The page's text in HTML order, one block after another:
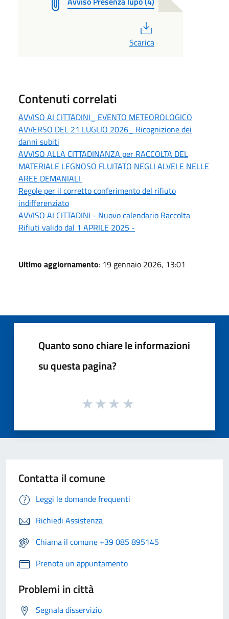
Scarica
Contenuti correlati
AVVISO AI CITTADINI_ EVENTO METEOROLOGICO
AVVERSO DEL 21 LUGLIO 2026_ Ricognizione dei
danni subiti
AVVISO ALLA CITTADINANZA per RACCOLTA DEL
MATERIALE LEGNOSO FLUITATO NEGLI ALVEI E NELLE
AREE DEMANIALI
Regole per il corretto conferimento del rifiuto
indifferenziato
AVVISO AI CITTADINI - Nuovo calendario Raccolta
Rifiuti valido dal 1 APRILE 2025 -
Ultimo aggiornamento: 19 gennaio 2026, 13:01
Quanto sono chiare le informazioni
su questa pagina?
Contatta il comune
Leggi le domande frequenti
Richiedi Assistenza
Chiama il comune +39 085 895145
Prenota un appuntamento
Problemi in città
Segnala disservizio